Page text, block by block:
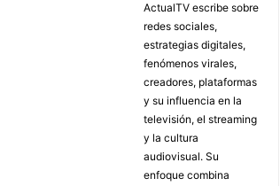
ActualTV escribe sobre
redes sociales,
estrategias digitales,
fenómenos virales,
creadores, plataformas
y su influencia en la
televisión, el streaming
y la cultura
audiovisual. Su
enfoque combina